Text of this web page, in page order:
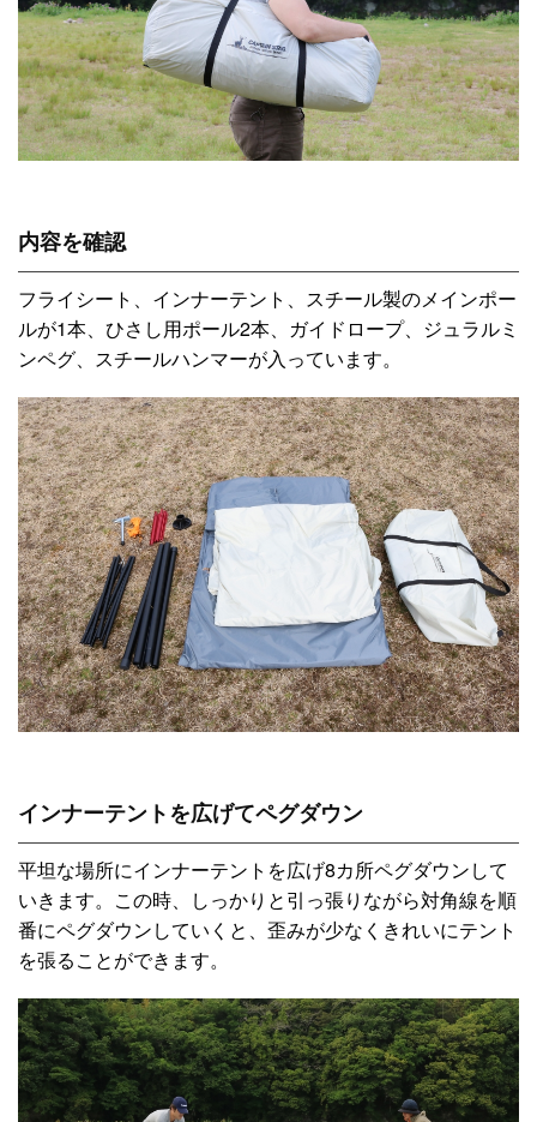
内容を確認
フライシート、インナーテント、スチール製のメインポー
ルが1本、ひさし用ポール2本、ガイドロープ、ジュラルミ
ンペグ、スチールハンマーが入っています。
インナーテントを広げてペグダウン
平坦な場所にインナーテントを広げ8カ所ペグダウンして
いきます。この時、しっかりと引っ張りながら対角線を順
番にペグダウンしていくと、歪みが少なくきれいにテント
を張ることができます。